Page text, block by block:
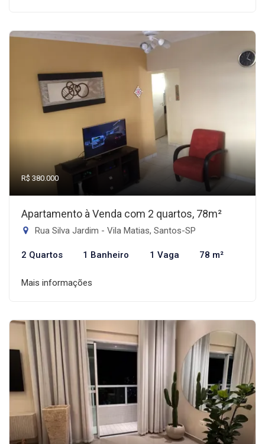
R$ 380.000
Apartamento à Venda com 2 quartos, 78m²
Rua Silva Jardim - Vila Matias, Santos-SP
2 Quartos 1 Banheiro 1 Vaga 78 m²
Mais informações